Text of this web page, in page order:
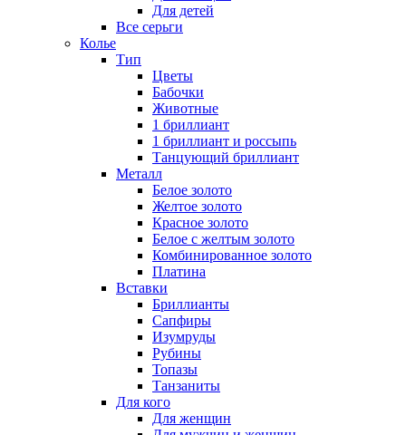
Для детей
Все серьги
Колье
Тип
Цветы
Бабочки
Животные
1 бриллиант
1 бриллиант и россыпь
Танцующий бриллиант
Металл
Белое золото
Желтое золото
Красное золото
Белое с желтым золото
Комбинированное золото
Платина
Вставки
Бриллианты
Сапфиры
Изумруды
Рубины
Топазы
Танзаниты
Для кого
Для женщин